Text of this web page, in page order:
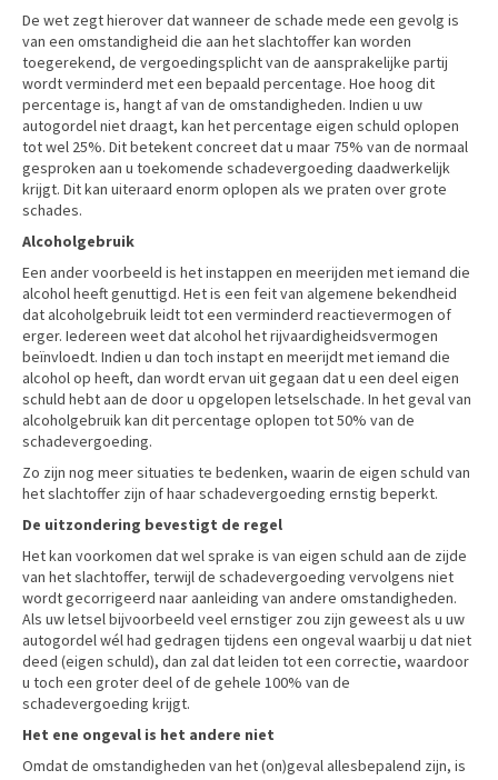
De wet zegt hierover dat wanneer de schade mede een gevolg is
van een omstandigheid die aan het slachtoffer kan worden
toegerekend, de vergoedingsplicht van de aansprakelijke partij
wordt verminderd met een bepaald percentage. Hoe hoog dit
percentage is, hangt af van de omstandigheden. Indien u uw
autogordel niet draagt, kan het percentage eigen schuld oplopen
tot wel 25%. Dit betekent concreet dat u maar 75% van de normaal
gesproken aan u toekomende schadevergoeding daadwerkelijk
krijgt. Dit kan uiteraard enorm oplopen als we praten over grote
schades.
Alcoholgebruik
Een ander voorbeeld is het instappen en meerijden met iemand die
alcohol heeft genuttigd. Het is een feit van algemene bekendheid
dat alcoholgebruik leidt tot een verminderd reactievermogen of
erger. Iedereen weet dat alcohol het rijvaardigheidsvermogen
beïnvloedt. Indien u dan toch instapt en meerijdt met iemand die
alcohol op heeft, dan wordt ervan uit gegaan dat u een deel eigen
schuld hebt aan de door u opgelopen letselschade. In het geval van
alcoholgebruik kan dit percentage oplopen tot 50% van de
schadevergoeding.
Zo zijn nog meer situaties te bedenken, waarin de eigen schuld van
het slachtoffer zijn of haar schadevergoeding ernstig beperkt.
De uitzondering bevestigt de regel
Het kan voorkomen dat wel sprake is van eigen schuld aan de zijde
van het slachtoffer, terwijl de schadevergoeding vervolgens niet
wordt gecorrigeerd naar aanleiding van andere omstandigheden.
Als uw letsel bijvoorbeeld veel ernstiger zou zijn geweest als u uw
autogordel wél had gedragen tijdens een ongeval waarbij u dat niet
deed (eigen schuld), dan zal dat leiden tot een correctie, waardoor
u toch een groter deel of de gehele 100% van de
schadevergoeding krijgt.
Het ene ongeval is het andere niet
Omdat de omstandigheden van het (on)geval allesbepalend zijn, is